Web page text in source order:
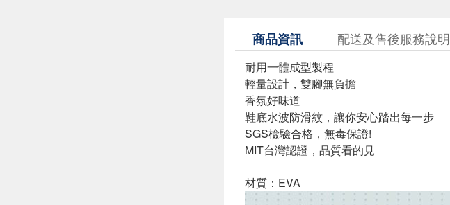
商品資訊 配送及售後服務說明
耐用一體成型製程
輕量設計，雙腳無負擔
香氛好味道
鞋底水波防滑紋，讓你安心踏出每一步
SGS檢驗合格，無毒保證!
MIT台灣認證，品質看的見
材質：EVA